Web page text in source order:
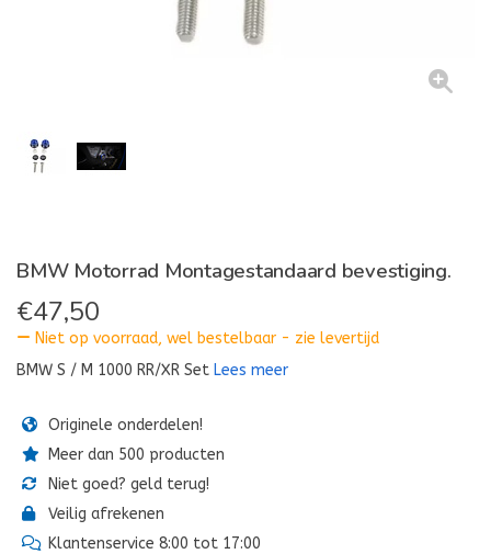
BMW Motorrad Montagestandaard bevestiging.
€47,50
Niet op voorraad, wel bestelbaar - zie levertijd
BMW S / M 1000 RR/XR Set Lees meer
Originele onderdelen!
Meer dan 500 producten
Niet goed? geld terug!
Veilig afrekenen
Klantenservice 8:00 tot 17:00